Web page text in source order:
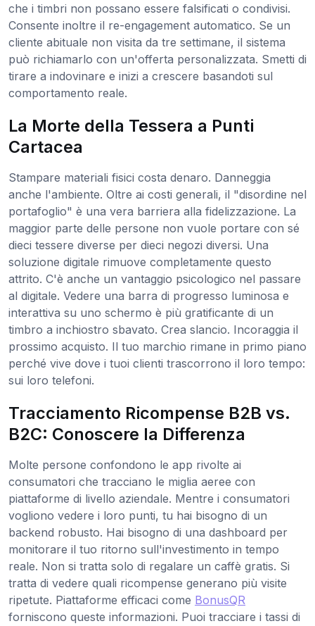
che i timbri non possano essere falsificati o condivisi.
Consente inoltre il re-engagement automatico. Se un
cliente abituale non visita da tre settimane, il sistema
può richiamarlo con un'offerta personalizzata. Smetti di
tirare a indovinare e inizi a crescere basandoti sul
comportamento reale.
La Morte della Tessera a Punti
Cartacea
Stampare materiali fisici costa denaro. Danneggia
anche l'ambiente. Oltre ai costi generali, il "disordine nel
portafoglio" è una vera barriera alla fidelizzazione. La
maggior parte delle persone non vuole portare con sé
dieci tessere diverse per dieci negozi diversi. Una
soluzione digitale rimuove completamente questo
attrito. C'è anche un vantaggio psicologico nel passare
al digitale. Vedere una barra di progresso luminosa e
interattiva su uno schermo è più gratificante di un
timbro a inchiostro sbavato. Crea slancio. Incoraggia il
prossimo acquisto. Il tuo marchio rimane in primo piano
perché vive dove i tuoi clienti trascorrono il loro tempo:
sui loro telefoni.
Tracciamento Ricompense B2B vs.
B2C: Conoscere la Differenza
Molte persone confondono le app rivolte ai
consumatori che tracciano le miglia aeree con
piattaforme di livello aziendale. Mentre i consumatori
vogliono vedere i loro punti, tu hai bisogno di un
backend robusto. Hai bisogno di una dashboard per
monitorare il tuo ritorno sull'investimento in tempo
reale. Non si tratta solo di regalare un caffè gratis. Si
tratta di vedere quali ricompense generano più visite
ripetute. Piattaforme efficaci come BonusQR
forniscono queste informazioni. Puoi tracciare i tassi di